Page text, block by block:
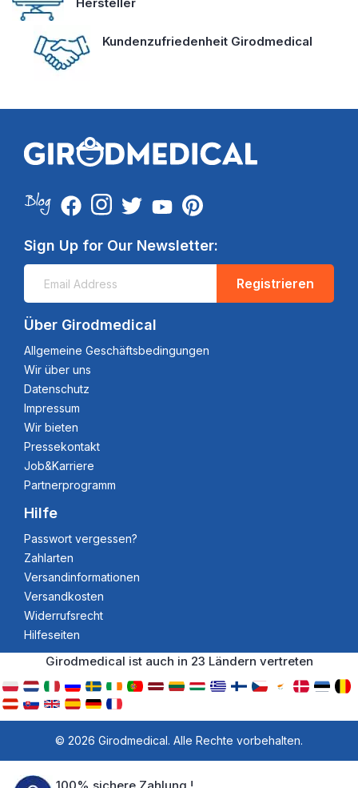
Kundenzufriedenheit Girodmedical
Sign Up for Our Newsletter:
Registrieren
Über Girodmedical
Allgemeine Geschäftsbedingungen
Wir über uns
Datenschutz
Impressum
Wir bieten
Pressekontakt
Job&Karriere
Partnerprogramm
Hilfe
Passwort vergessen?
Zahlarten
Versandinformationen
Versandkosten
Widerrufsrecht
Hilfeseiten
Girodmedical ist auch in 23 Ländern vertreten
© 2026 Girodmedical. Alle Rechte vorbehalten.